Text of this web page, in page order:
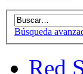
Búsqueda
Red